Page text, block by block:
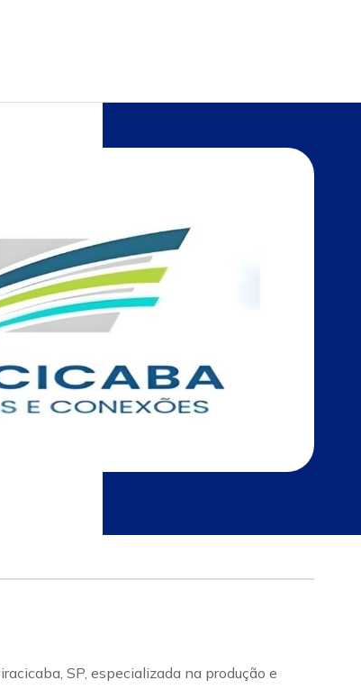
SP, especializada na produção e